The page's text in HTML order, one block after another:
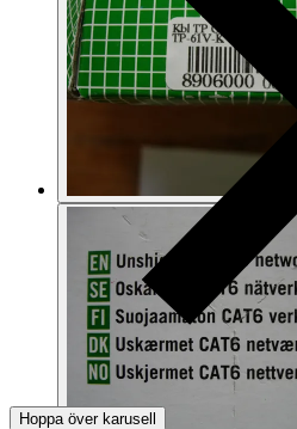
Hoppa över karusell